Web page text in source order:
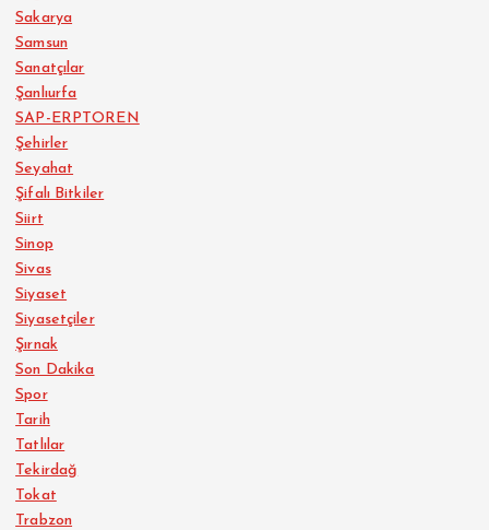
Sakarya
Samsun
Sanatçılar
Şanlıurfa
SAP-ERPTOREN
Şehirler
Seyahat
Şifalı Bitkiler
Siirt
Sinop
Sivas
Siyaset
Siyasetçiler
Şırnak
Son Dakika
Spor
Tarih
Tatlılar
Tekirdağ
Tokat
Trabzon